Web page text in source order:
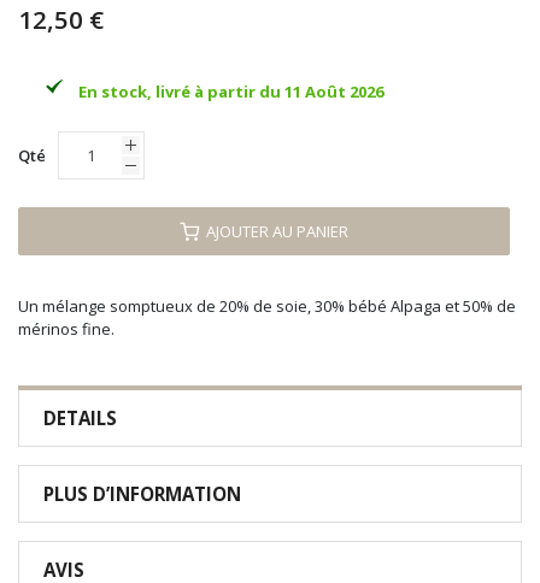
gallery
12,50 €
En stock, livré à partir du 11 Août 2026
Qté
AJOUTER AU PANIER
Un mélange somptueux de 20% de soie, 30% bébé Alpaga et 50% de
mérinos fine.
DETAILS
PLUS D’INFORMATION
AVIS